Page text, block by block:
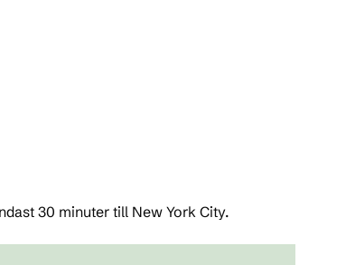
30 minuter till New York City.